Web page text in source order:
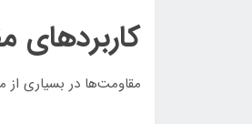
کاربردهای
مقاومت‌ها در بسیاری از